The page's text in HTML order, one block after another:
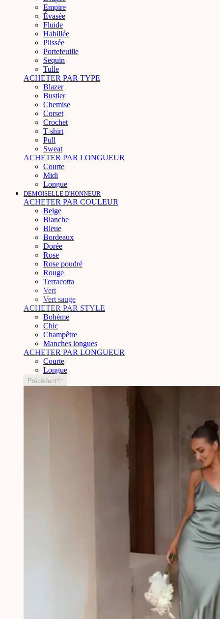
Empire
Évasée
Fluide
Habillée
Plissée
Portefeuille
Sequin
Tulle
ACHETER PAR TYPE
Blazer
Bustier
Chemise
Corset
Crochet
T-shirt
Pull
Sweat
ACHETER PAR LONGUEUR
Courte
Midi
Longue
DEMOISELLE D'HONNEUR
ACHETER PAR COULEUR
Beige
Blanche
Bleue
Bordeaux
Dorée
Rose
Rose poudré
Rouge
Terracotta
Vert
Vert sauge
ACHETER PAR STYLE
Bohème
Chic
Champêtre
Manches longues
ACHETER PAR LONGUEUR
Courte
Longue
Précédent